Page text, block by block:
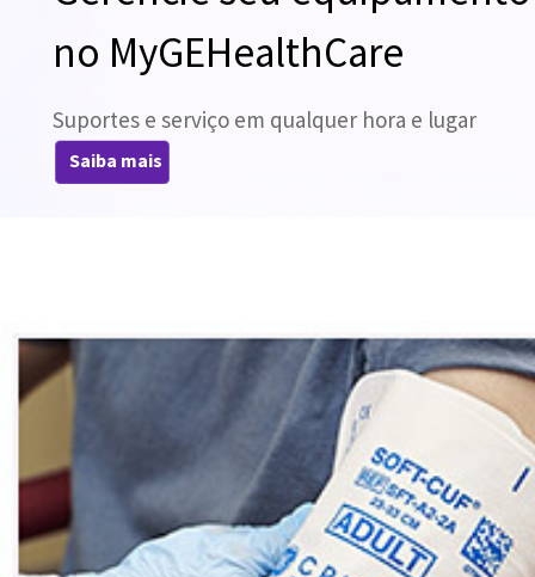
no MyGEHealthCare
Suportes e serviço em qualquer hora e lugar
Saiba mais